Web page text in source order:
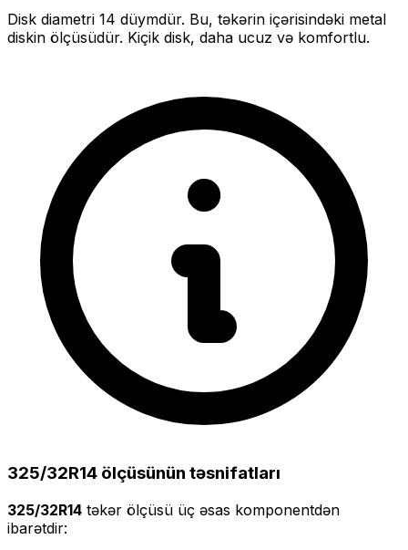
Disk diametri 14 düymdür. Bu, təkərin içərisindəki metal
diskin ölçüsüdür. Kiçik disk, daha ucuz və komfortlu.
325/32R14 ölçüsünün təsnifatları
325/32R14 təkər ölçüsü üç əsas komponentdən
ibarətdir: